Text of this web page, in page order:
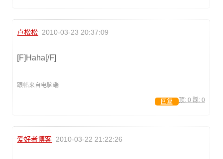
卢松松 2010-03-23 20:37:09
[F]Haha[/F]
跟帖来自电脑端
顶: 0 踩: 0
回复
爱好者博客 2010-03-22 21:22:26